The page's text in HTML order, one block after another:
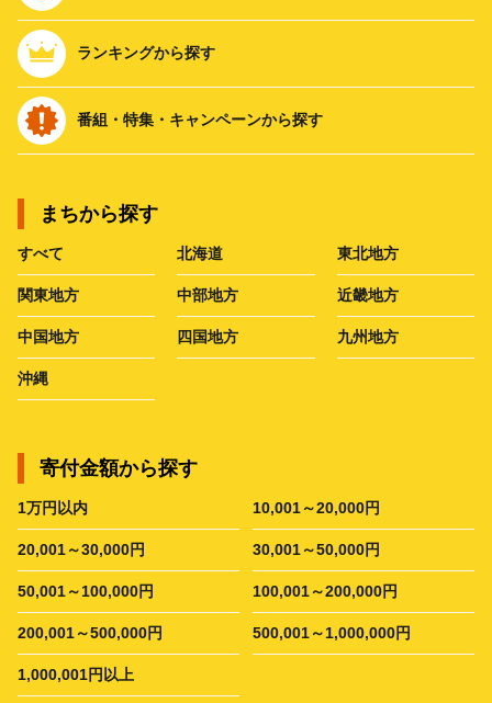
ランキングから探す
番組・特集・キャンペーンから探す
まちから探す
すべて 北海道 東北地方
関東地方 中部地方 近畿地方
中国地方 四国地方 九州地方
沖縄
寄付金額から探す
1万円以内 10,001～20,000円
20,001～30,000円 30,001～50,000円
50,001～100,000円 100,001～200,000円
200,001～500,000円 500,001～1,000,000円
1,000,001円以上